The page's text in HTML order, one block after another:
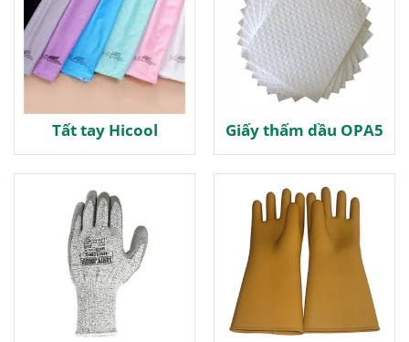
Tất tay Hicool Giấy thấm dầu OPA5